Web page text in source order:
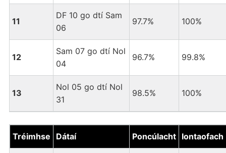
11
DF 10 go dtí Sam
06
97.7% 100%
12
Sam 07 go dtí Nol
04
96.7% 99.8%
13
Nol 05 go dtí Nol
31
98.5% 100%
Tréimhse Dátaí Poncúlacht Iontaofach